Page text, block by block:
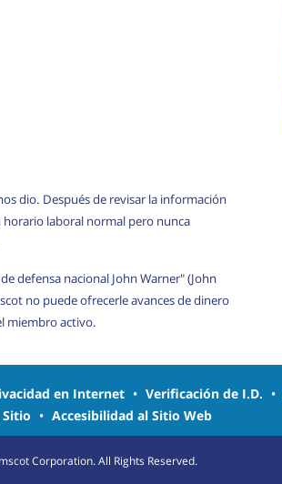
dio. Después de revisar la información
horario laboral normal pero nunca
defensa nacional John Warner" (John
no puede ofrecerle avances de dinero
miembro activo.
en Internet • Verificación de I.D. •
• Accesibilidad al Sitio Web
Corporation. All Rights Reserved.